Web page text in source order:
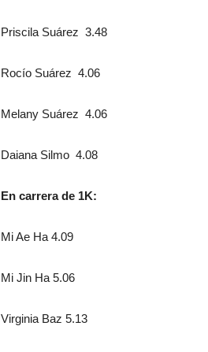
Priscila Suárez 3.48
Rocío Suárez 4.06
Melany Suárez 4.06
Daiana Silmo 4.08
En carrera de 1K:
Mi Ae Ha 4.09
Mi Jin Ha 5.06
Virginia Baz 5.13